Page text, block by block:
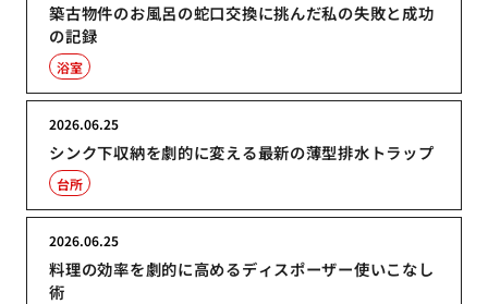
築古物件のお風呂の蛇口交換に挑んだ私の失敗と成功
の記録
浴室
シンク下収納を劇的に変える最新の薄型排水トラップ
2026.06.25
台所
料理の効率を劇的に高めるディスポーザー使いこなし
術
2026.06.25